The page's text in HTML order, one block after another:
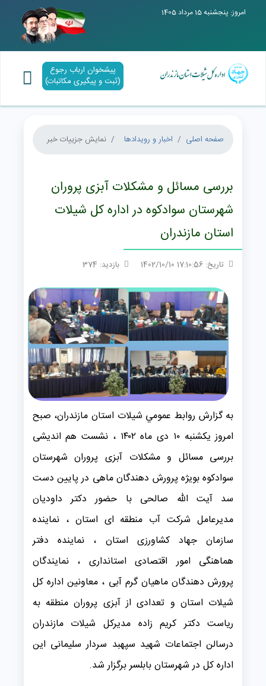
امروز: پنجشنبه 15 مرداد 1405
پیشخوان ارباب رجوع
(ثبت و پیگیری مکاتبات)
صفحه اصلی اخبار و رویدادها نمایش جزییات خبر
بررسی مسائل و مشکلات آبزی پروران
شهرستان سوادکوه در اداره کل شیلات
استان مازندران
تاریخ: 17:10:56 1402/10/10 بازدید: 374
به گزارش روابط عمومي شیلات استان مازندران، صبح
امروز یکشنبه ۱۰ دی ماه ۱۴۰۲ ، نشست هم اندیشی
بررسی مسائل و مشکلات آبزی پروران شهرستان
سوادکوه بویژه پرورش دهندگان ماهی در پایین دست
سد آیت الله صالحی با حضور دکتر داودیان
مدیرعامل شرکت آب منطقه ای استان ، نماینده
سازمان جهاد کشاورزی استان ، نماینده دفتر
هماهنگی امور اقتصادی استانداری ، نمایندگان
پرورش دهندگان ماهیان گرم آبی ، معاونین اداره کل
شیلات استان و تعدادی از آبزی پروران منطقه به
ریاست دکتر کریم زاده مدیرکل شیلات مازندران
درسالن اجتماعات شهید سپهبد سردار سلیمانی این
اداره کل در شهرستان بابلسر برگزار شد.